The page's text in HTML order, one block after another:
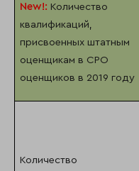
New!: Количество
квалификаций,
присвоенных штатным
оценщикам в СРО
оценщиков в 2019 году
Количество